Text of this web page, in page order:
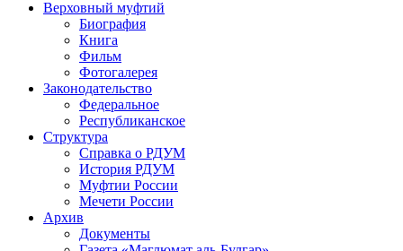
Верховный муфтий
Биография
Книга
Фильм
Фотогалерея
Законодательство
Федеральное
Республиканское
Структура
Справка о РДУМ
История РДУМ
Муфтии России
Мечети России
Архив
Документы